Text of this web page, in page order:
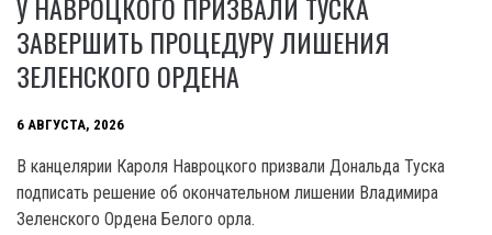
ЗАВЕРШИТЬ ПРОЦЕДУРУ ЛИШЕНИЯ
ЗЕЛЕНСКОГО ОРДЕНА
6 АВГУСТА, 2026
В канцелярии Кароля Навроцкого призвали Дональда Туска
подписать решение об окончательном лишении Владимира
Зеленского Ордена Белого орла.